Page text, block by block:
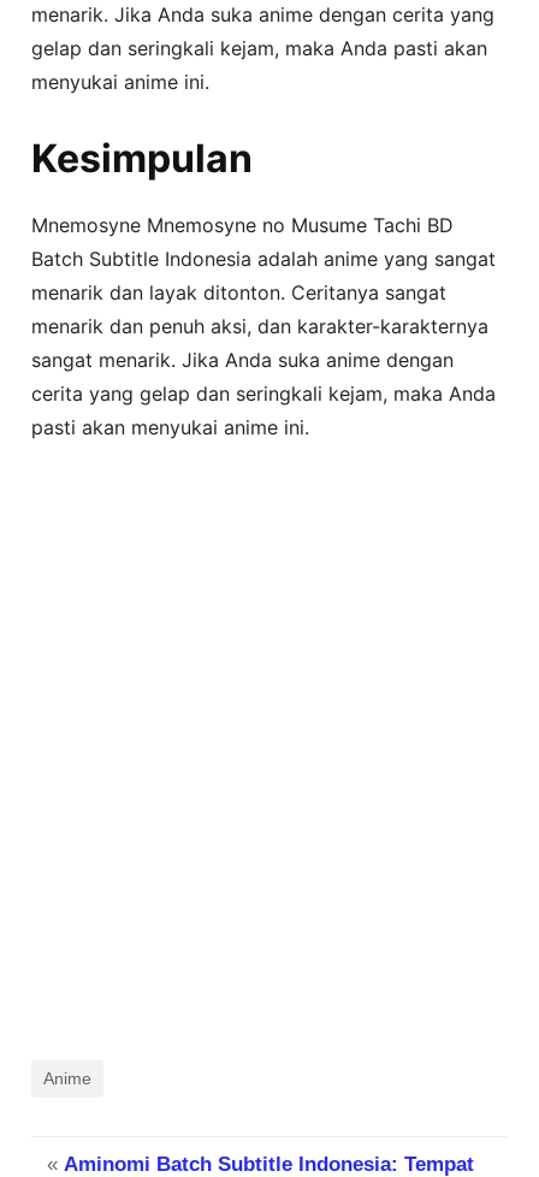
menarik. Jika Anda suka anime dengan cerita yang
gelap dan seringkali kejam, maka Anda pasti akan
menyukai anime ini.
Kesimpulan
Mnemosyne Mnemosyne no Musume Tachi BD
Batch Subtitle Indonesia adalah anime yang sangat
menarik dan layak ditonton. Ceritanya sangat
menarik dan penuh aksi, dan karakter-karakternya
sangat menarik. Jika Anda suka anime dengan
cerita yang gelap dan seringkali kejam, maka Anda
pasti akan menyukai anime ini.
Anime
« Aminomi Batch Subtitle Indonesia: Tempat